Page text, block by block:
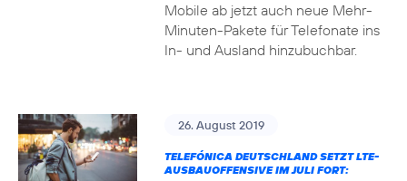
Mobile ab jetzt auch neue Mehr-
Minuten-Pakete für Telefonate ins
In- und Ausland hinzubuchbar.
26. August 2019
TELEFÓNICA DEUTSCHLAND SETZT LTE-
AUSBAUOFFENSIVE IM JULI FORT: